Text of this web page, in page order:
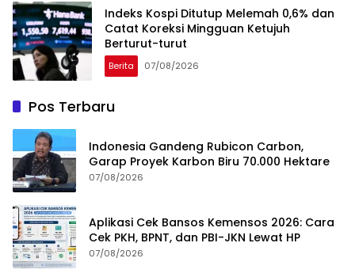
Indeks Kospi Ditutup Melemah 0,6% dan
Catat Koreksi Mingguan Ketujuh
Berturut-turut
Berita 07/08/2026
Pos Terbaru
Indonesia Gandeng Rubicon Carbon,
Garap Proyek Karbon Biru 70.000 Hektare
07/08/2026
Aplikasi Cek Bansos Kemensos 2026: Cara
Cek PKH, BPNT, dan PBI-JKN Lewat HP
07/08/2026